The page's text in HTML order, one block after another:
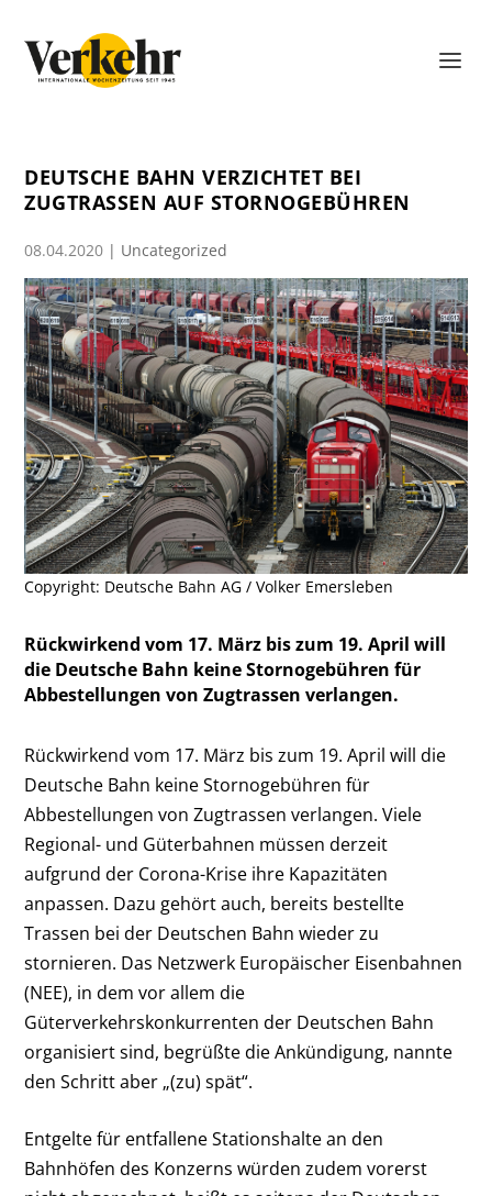
DEUTSCHE BAHN VERZICHTET BEI
ZUGTRASSEN AUF STORNOGEBÜHREN
08.04.2020 | Uncategorized
Copyright: Deutsche Bahn AG / Volker Emersleben
Rückwirkend vom 17. März bis zum 19. April will
die Deutsche Bahn keine Stornogebühren für
Abbestellungen von Zugtrassen verlangen.
Rückwirkend vom 17. März bis zum 19. April will die
Deutsche Bahn keine Stornogebühren für
Abbestellungen von Zugtrassen verlangen. Viele
Regional- und Güterbahnen müssen derzeit
aufgrund der Corona-Krise ihre Kapazitäten
anpassen. Dazu gehört auch, bereits bestellte
Trassen bei der Deutschen Bahn wieder zu
stornieren. Das Netzwerk Europäischer Eisenbahnen
(NEE), in dem vor allem die
Güterverkehrskonkurrenten der Deutschen Bahn
organisiert sind, begrüßte die Ankündigung, nannte
den Schritt aber „(zu) spät“.
Entgelte für entfallene Stationshalte an den
Bahnhöfen des Konzerns würden zudem vorerst